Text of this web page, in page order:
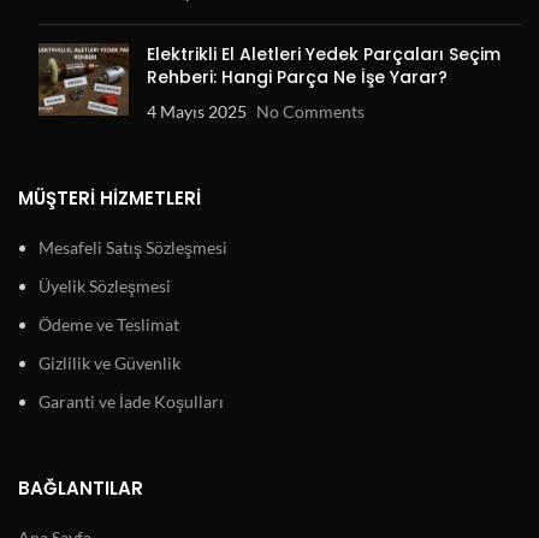
Elektrikli El Aletleri Yedek Parçaları Seçim
Rehberi: Hangi Parça Ne İşe Yarar?
4 Mayıs 2025 No Comments
MÜŞTERI HIZMETLERI
Mesafeli Satış Sözleşmesi
Üyelik Sözleşmesi
Ödeme ve Teslimat
Gizlilik ve Güvenlik
Garanti ve İade Koşulları
BAĞLANTILAR